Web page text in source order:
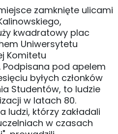
zamknięte ulicami
kwadratowy plac
Uniwersytetu
Komitetu
Podpisana pod apelem
byłych członków
Studentów, to ludzie
w latach 80.
ludzi, którzy zakładali
w czasach